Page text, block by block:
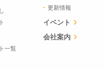
一覧
更新情報
イベント
会社案内